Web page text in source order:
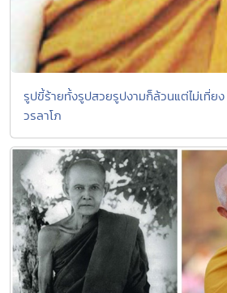
รูปขี้ร้ายทั้งรูปสวยรูปงามก็ล้วนแต่ไม่เที่
วรลาโภ